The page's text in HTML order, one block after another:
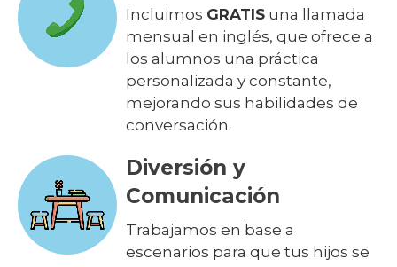
Incluimos GRATIS una llamada
mensual en inglés, que ofrece a
los alumnos una práctica
personalizada y constante,
mejorando sus habilidades de
conversación.
Diversión y
Comunicación
Trabajamos en base a
escenarios para que tus hijos se